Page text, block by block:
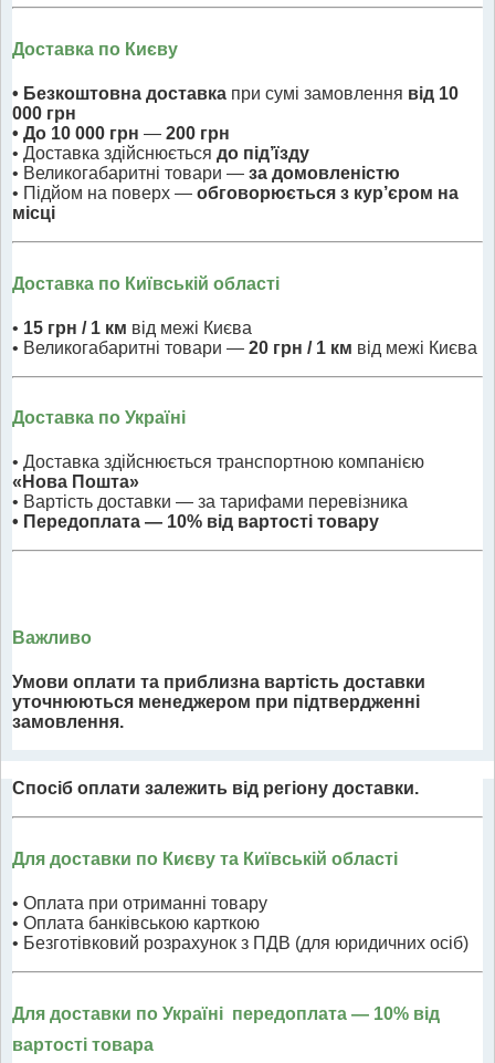
Доставка по Києву
• Безкоштовна доставка при сумі замовлення від 10
000 грн
• До 10 000 грн — 200 грн
• Доставка здійснюється до під’їзду
• Великогабаритні товари — за домовленістю
• Підйом на поверх — обговорюється з кур’єром на
місці
Доставка по Київській області
• 15 грн / 1 км від межі Києва
• Великогабаритні товари — 20 грн / 1 км від межі Києва
Доставка по Україні
• Доставка здійснюється транспортною компанією
«Нова Пошта»
• Вартість доставки — за тарифами перевізника
• Передоплата — 10% від вартості товару
Важливо
Умови оплати та приблизна вартість доставки
уточнюються менеджером при підтвердженні
замовлення.
Спосіб оплати залежить від регіону доставки.
Для доставки по Києву та Київській області
• Оплата при отриманні товару
• Оплата банківською карткою
• Безготівковий розрахунок з ПДВ (для юридичних осіб)
Для доставки по Україні передоплата — 10% від
вартості товара